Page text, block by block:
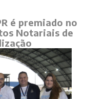
é premiado no
Notariais de